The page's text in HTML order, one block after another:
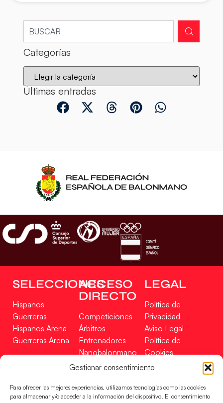
Gestionar consentimiento
Para ofrecer las mejores experiencias, utilizamos tecnologías como las cookies
para almacenar y/o acceder a la información del dispositivo. El consentimiento
Categorías
Últimas entradas
SELECCIONES
Hispanos
Guerreras
Hispanos Arena
Guerreras Arena
ACCESO
DIRECTO
Competiciones
Árbitros
Entrenadores
Nanobalonmano
Tienda
LEGAL
Política de
Privacidad
Aviso Legal
Política de
Cookies
Mapa Web
Incidencias
EN